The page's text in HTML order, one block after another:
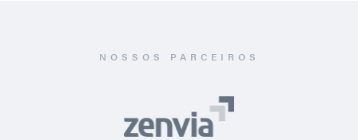
NOSSOS PARCEIROS